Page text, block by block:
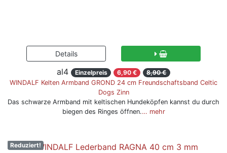
al4 Einzelpreis 6,90 €
8,90 €
WINDALF Kelten Armband GROND 24 cm Freundschaftsband Celtic
Dogs Zinn
Das schwarze Armband mit keltischen Hundeköpfen kannst du durch
biegen des Ringes öffnen.… mehr
Reduziert!